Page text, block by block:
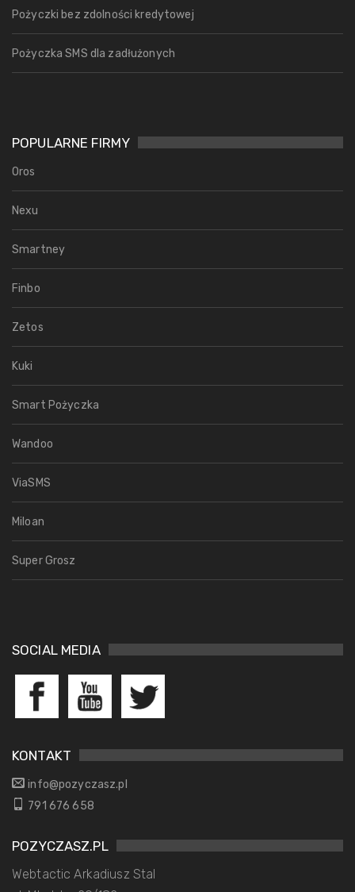
Pożyczki bez zdolności kredytowej
Pożyczka SMS dla zadłużonych
POPULARNE FIRMY
Oros
Nexu
Smartney
Finbo
Zetos
Kuki
Smart Pożyczka
Wandoo
ViaSMS
Miloan
Super Grosz
SOCIAL MEDIA
KONTAKT
info@pozyczasz.pl
791 676 658
POZYCZASZ.PL
Webtactic Arkadiusz Stal